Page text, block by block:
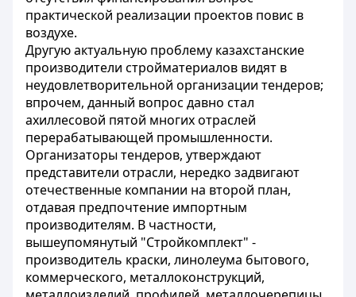
практической реализации проектов повис в
воздухе.
Другую актуальную проблему казахстанские
производители стройматериалов видят в
неудовлетворительной организации тендеров;
впрочем, данный вопрос давно стал
ахиллесовой пятой многих отраслей
перерабатывающей промышленности.
Организаторы тендеров, утверждают
представители отрасли, нередко задвигают
отечественные компании на второй план,
отдавая предпочтение импортным
производителям. В частности,
вышеупомянутый "Стройкомплект" -
производитель краски, линолеума бытового,
коммерческого, металлоконструкций,